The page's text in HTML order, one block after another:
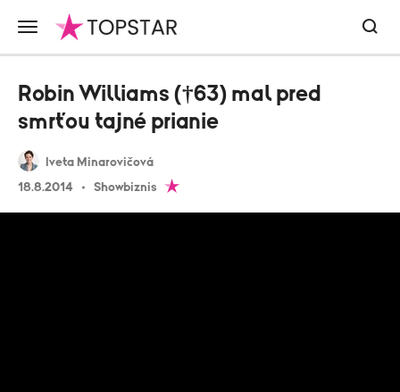
Iveta Minarovičová
18.8.2014
Showbiznis
Robin Williams (†63) mal pred
smrťou tajné prianie